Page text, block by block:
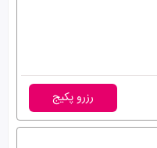
رزرو پکیج